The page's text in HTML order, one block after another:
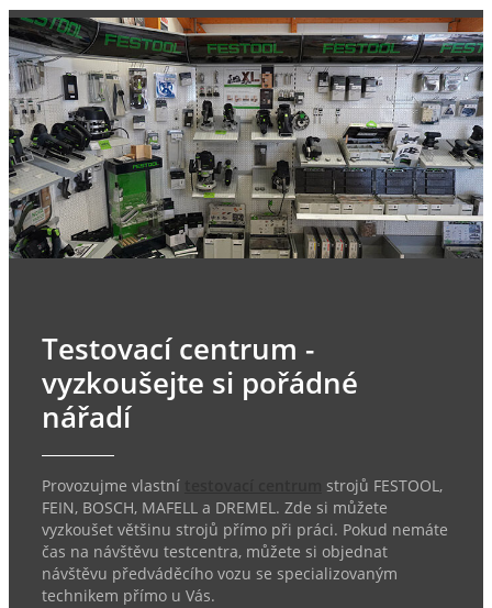
Testovací centrum -
vyzkoušejte si pořádné
nářadí
Provozujme vlastní
strojů FESTOOL,
FEIN, BOSCH, MAFELL a DREMEL. Zde si můžete
vyzkoušet většinu strojů přímo při práci. Pokud nemáte
čas na návštěvu testcentra, můžete si objednat
návštěvu předváděcího vozu se specializovaným
technikem přímo u Vás.